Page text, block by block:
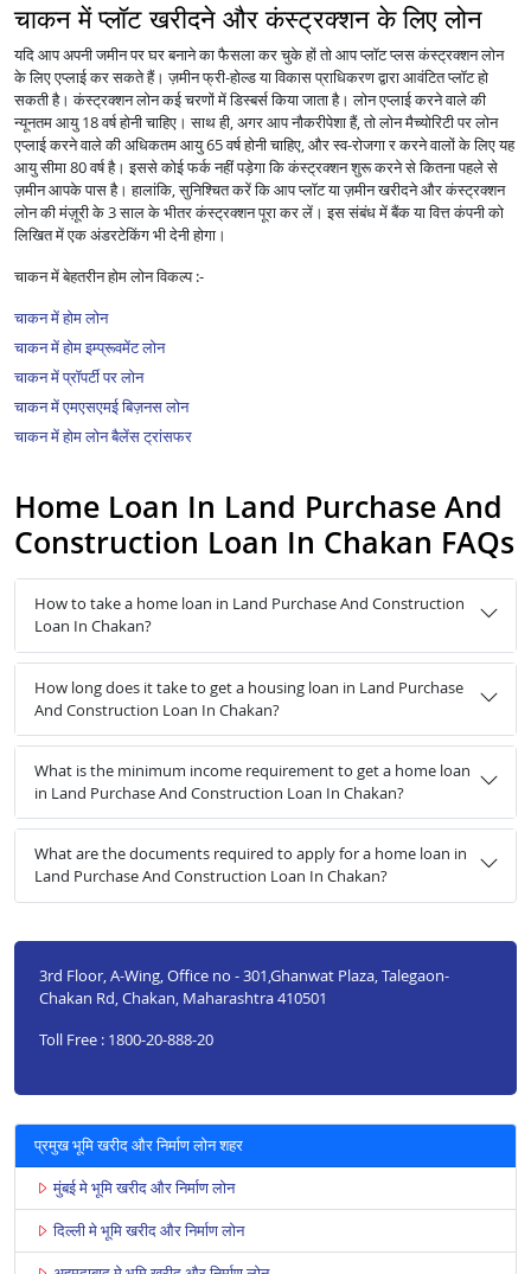
चाकन में प्लॉट खरीदने और कंस्ट्रक्शन के लिए लोन
यदि आप अपनी जमीन पर घर बनाने का फैसला कर चुके हों तो आप प्लॉट प्लस कंस्ट्रक्शन लोन
के लिए एप्लाई कर सकते हैं। ज़मीन फ्री-होल्ड या विकास प्राधिकरण द्वारा आवंटित प्लॉट हो
सकती है। कंस्ट्रक्शन लोन कई चरणों में डिस्बर्स किया जाता है। लोन एप्लाई करने वाले की
न्यूनतम आयु 18 वर्ष होनी चाहिए। साथ ही, अगर आप नौकरीपेशा हैं, तो लोन मैच्योरिटी पर लोन
एप्लाई करने वाले की अधिकतम आयु 65 वर्ष होनी चाहिए, और स्व-रोजगा र करने वालों के लिए यह
आयु सीमा 80 वर्ष है। इससे कोई फर्क नहीं पड़ेगा कि कंस्ट्रक्शन शुरू करने से कितना पहले से
ज़मीन आपके पास है। हालांकि, सुनिश्चित करें कि आप प्लॉट या ज़मीन खरीदने और कंस्ट्रक्शन
लोन की मंज़ूरी के 3 साल के भीतर कंस्ट्रक्शन पूरा कर लें। इस संबंध में बैंक या वित्त कंपनी को
लिखित में एक अंडरटेकिंग भी देनी होगा।
चाकन में बेहतरीन होम लोन विकल्प :-
चाकन में होम लोन
चाकन में होम इम्प्रूवमेंट लोन
चाकन में प्रॉपर्टी पर लोन
चाकन में एमएसएमई बिज़नस लोन
चाकन में होम लोन बैलेंस ट्रांसफर
Home Loan In Land Purchase And
Construction Loan In Chakan FAQs
How to take a home loan in Land Purchase And Construction
Loan In Chakan?
How long does it take to get a housing loan in Land Purchase
And Construction Loan In Chakan?
What is the minimum income requirement to get a home loan
in Land Purchase And Construction Loan In Chakan?
What are the documents required to apply for a home loan in
Land Purchase And Construction Loan In Chakan?
3rd Floor, A-Wing, Office no - 301,Ghanwat Plaza, Talegaon-
Chakan Rd, Chakan, Maharashtra 410501
Toll Free : 1800-20-888-20
प्रमुख भूमि खरीद और निर्माण लोन शहर
मुंबई मे भूमि खरीद और निर्माण लोन
दिल्ली मे भूमि खरीद और निर्माण लोन